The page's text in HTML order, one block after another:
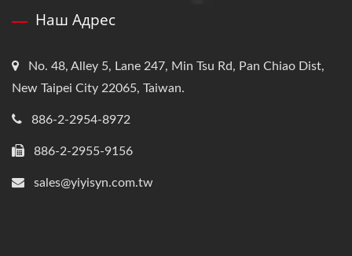
Наш Адрес
No. 48, Alley 5, Lane 247, Min Tsu Rd, Pan Chiao Dist,
New Taipei City 22065, Taiwan.
886-2-2954-8972
886-2-2955-9156
sales@yiyisyn.com.tw